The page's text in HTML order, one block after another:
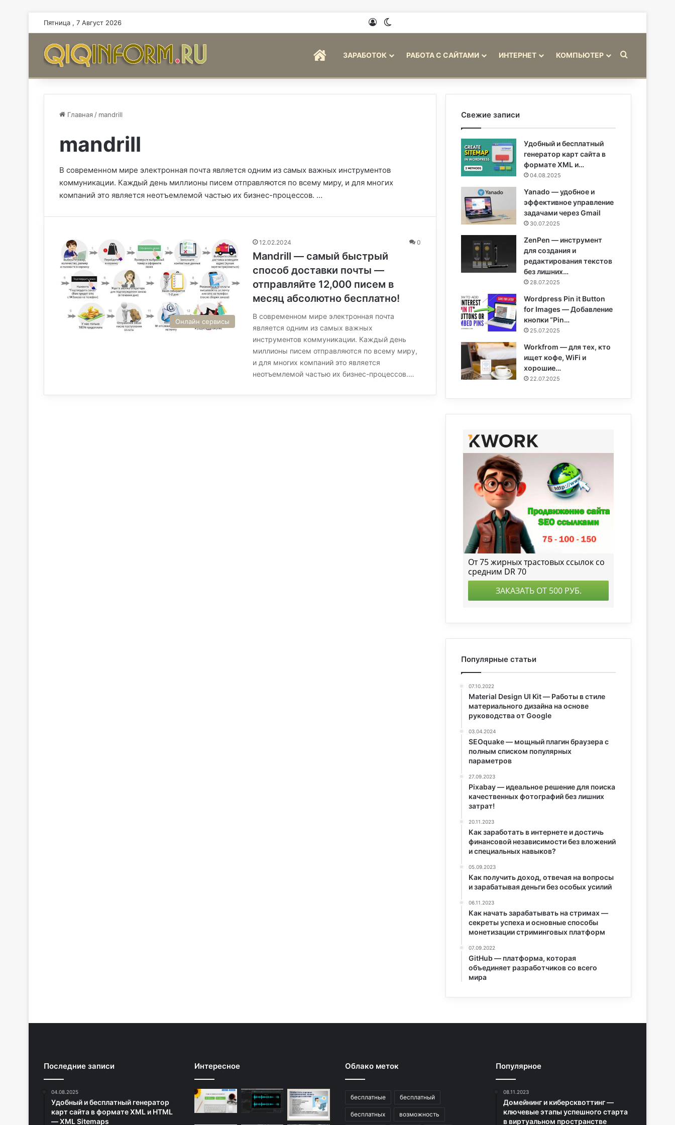
Пятница , 7 Август 2026 Войти
ГЛАВНАЯЗАРАБОТОК РАБОТА С САЙТАМИ ИНТЕРНЕТ КОМПЬЮТЕР
Главная / mandrill
mandrill
В современном мире электронная почта является одним из самых важных инструментов
коммуникации. Каждый день миллионы писем отправляются по всему миру, и для многих
компаний это является неотъемлемой частью их бизнес-процессов. …
Онлайн сервисы
12.02.2024 0
Mandrill — самый быстрый
способ доставки почты —
отправляйте 12,000 писем в
месяц абсолютно бесплатно!
В современном мире электронная почта
является одним из самых важных
инструментов коммуникации. Каждый день
миллионы писем отправляются по всему миру,
и для многих компаний это является
неотъемлемой частью их бизнес-процессов.…
Свежие записи
Удобный и бесплатный
генератор карт сайта в
формате XML и…
04.08.2025
Yanado — удобное и
эффективное управление
задачами через Gmail
30.07.2025
ZenPen — инструмент
для создания и
редактирования текстов
без лишних…
28.07.2025
Wordpress Pin it Button
for Images — Добавление
кнопки “Pin…
25.07.2025
Workfrom — для тех, кто
ищет кофе, WiFi и
хорошие…
22.07.2025
Популярные статьи
07.10.2022
Material Design UI Kit — Работы в стиле
материального дизайна на основе
руководства от Google
03.04.2024
SEOquake — мощный плагин браузера с
полным списком популярных
параметров
27.09.2023
Pixabay — идеальное решение для поиска
качественных фотографий без лишних
затрат!
20.11.2023
Как заработать в интернете и достичь
финансовой независимости без вложений
и специальных навыков?
05.09.2023
Как получить доход, отвечая на вопросы
и зарабатывая деньги без особых усилий
06.11.2023
Как начать зарабатывать на стримах —
секреты успеха и основные способы
монетизации стриминговых платформ
07.09.2022
GitHub — платформа, которая
объединяет разработчиков со всего
мира
Последние записи
04.08.2025
Удобный и бесплатный генератор
карт сайта в формате XML и HTML
— XML Sitemaps
Интересное Облако меток
бесплатные бесплатный
бесплатных возможность
Популярное
08.11.2023
Домейнинг и киберсквоттинг —
ключевые этапы успешного старта
в виртуальном пространстве